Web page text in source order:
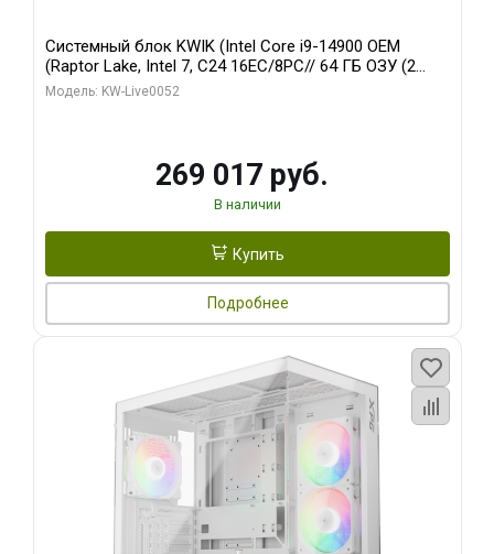
Системный блок KWIK (Intel Core i9-14900 OEM
(Raptor Lake, Intel 7, C24 16EC/8PC// 64 ГБ ОЗУ (2
модуля)/ Palit RTX5080 GAMINGPRO OC 16GB GDDR7
Модель: KW-Live0052
269 017 руб.
В наличии
Купить
Подробнее